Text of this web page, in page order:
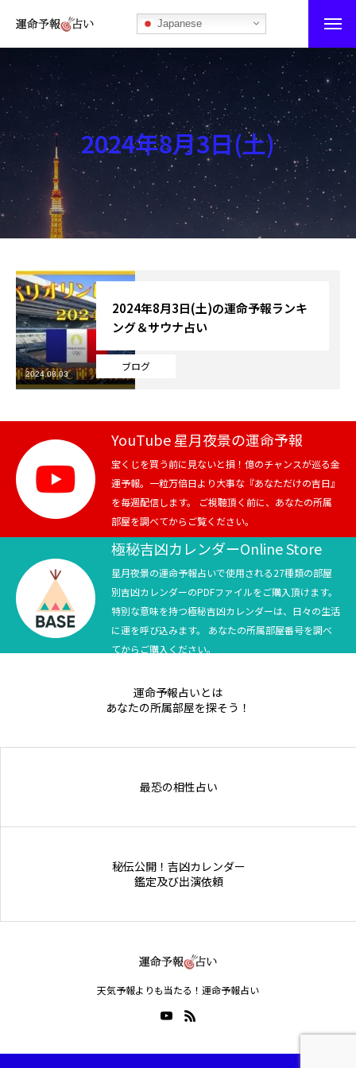
Japanese
運命予報占い
運命予報占いとは
あなたの所属部屋を探そう！
最恐の相性占い
秘伝公開！吉凶カレンダー
記事カテゴリー
ブログ
お知らせ
芸能界
テニス
スポーツ
競馬
テニス四大大会・五輪
テニス四大大会・五輪
2024年8月3日(土)
ブログ
2024年8月3日(土)の運命予報ランキ
ング＆サウナ占い
2024.08.03
YouTube 星月夜景の運命予報
宝くじを買う前に見ないと損！億のチャンスが巡る金
運予報。一粒万倍日より大事な『あなただけの吉日』
を毎週配信します。 ご視聴頂く前に、あなたの所属
部屋を調べてからご覧ください。
極秘吉凶カレンダーOnline Store
星月夜景の運命予報占いで使用される27種類の部屋
別吉凶カレンダーのPDFファイルをご購入頂けます。
特別な意味を持つ極秘吉凶カレンダーは、日々の生活
に運を呼び込みます。 あなたの所属部屋番号を調べ
てからご購入ください。
運命予報占いとは
あなたの所属部屋を探そう！
最恐の相性占い
秘伝公開！吉凶カレンダー
鑑定及び出演依頼
天気予報よりも当たる！運命予報占い